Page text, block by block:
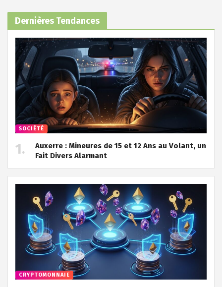
Dernières Tendances
SOCIÉTÉ
Auxerre : Mineures de 15 et 12 Ans au Volant, un
Fait Divers Alarmant
CRYPTOMONNAIE